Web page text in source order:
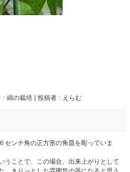
: 綿の栽培 投稿者 : えらむ
センチ角の正方形の角皿を彫っていま
うことで、この場合、出来上がりとして